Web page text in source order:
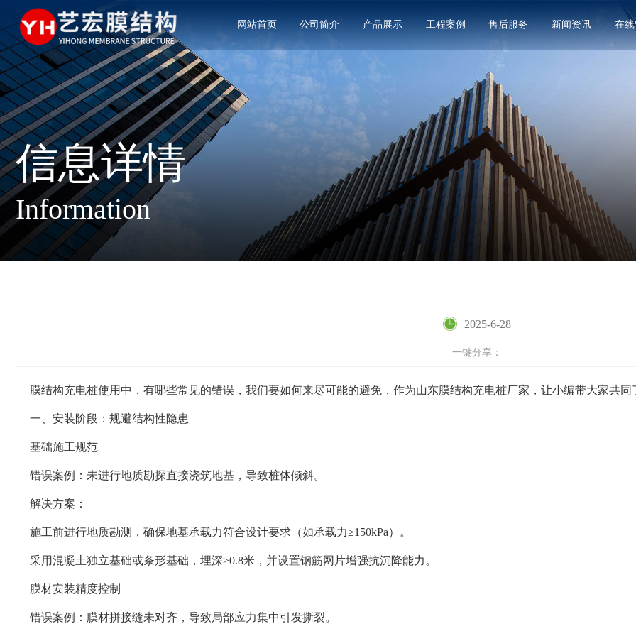
网站首页 公司简介 产品展示 工程案例 售后服务 新闻资讯 在
信息详情
Information
2025-6-28
一键分享：
膜结构充电桩使用中，有哪些常见的错误，我们要如何来尽可能的避免，作为山东膜结构充电桩厂家，让小编带大家共同
一、安装阶段：规避结构性隐患
基础施工规范
错误案例：未进行地质勘探直接浇筑地基，导致桩体倾斜。
解决方案：
施工前进行地质勘测，确保地基承载力符合设计要求（如承载力≥150kPa）。
采用混凝土独立基础或条形基础，埋深≥0.8米，并设置钢筋网片增强抗沉降能力。
膜材安装精度控制
错误案例：膜材拼接缝未对齐，导致局部应力集中引发撕裂。